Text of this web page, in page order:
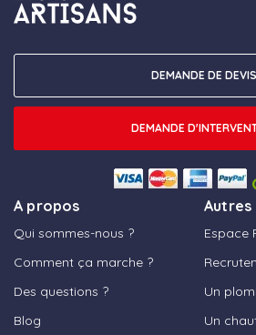
A propos
Qui sommes-nous ?
Comment ça marche ?
Des questions ?
Blog
Autres
Espace
Un
Un
DEMANDE DE DEVIS
DEMANDE